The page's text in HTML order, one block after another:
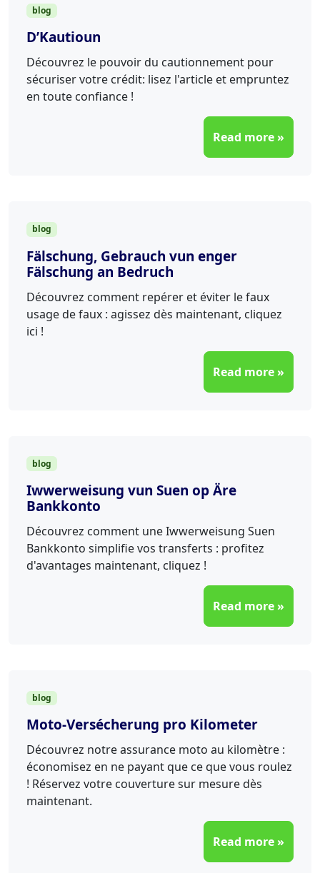
blog
D’Kautioun
Découvrez le pouvoir du cautionnement pour
sécuriser votre crédit: lisez l'article et empruntez
en toute confiance !
Read more »
blog
Fälschung, Gebrauch vun enger
Fälschung an Bedruch
Découvrez comment repérer et éviter le faux
usage de faux : agissez dès maintenant, cliquez
ici !
Read more »
blog
Iwwerweisung vun Suen op Äre
Bankkonto
Découvrez comment une Iwwerweisung Suen
Bankkonto simplifie vos transferts : profitez
d'avantages maintenant, cliquez !
Read more »
blog
Moto-Versécherung pro Kilometer
Découvrez notre assurance moto au kilomètre :
économisez en ne payant que ce que vous roulez
! Réservez votre couverture sur mesure dès
maintenant.
Read more »